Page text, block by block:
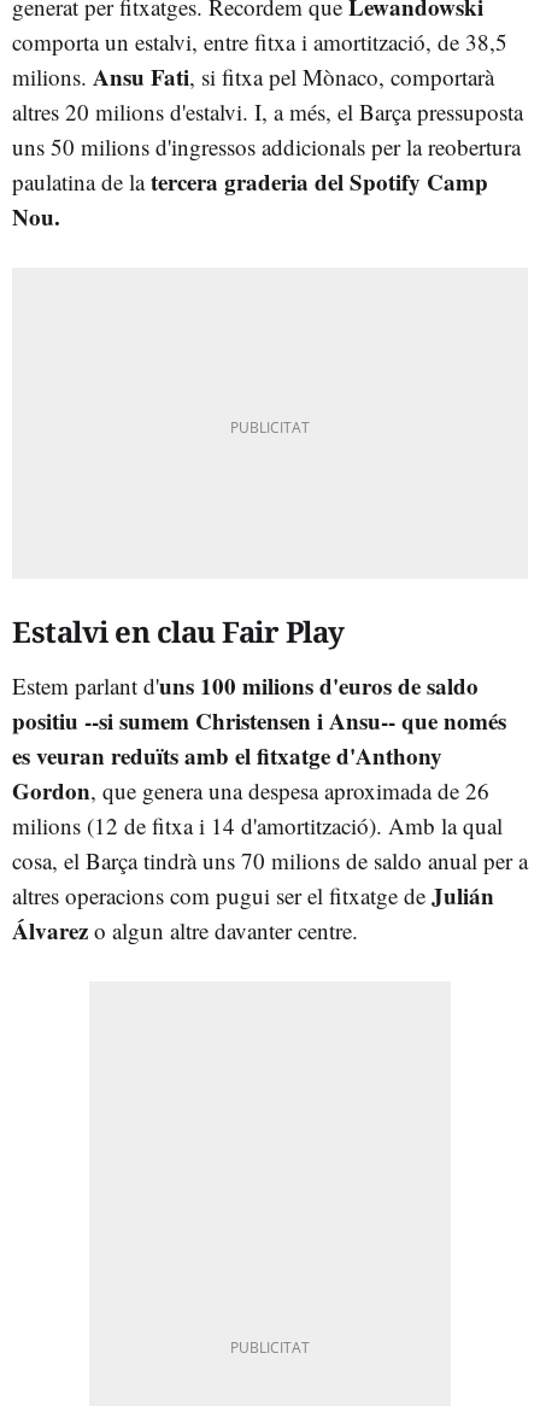
generat per fitxatges. Recordem que
comporta un estalvi, entre fitxa i amortització, de 38,5
milions. Ansu Fati, si fitxa pel Mònaco, comportarà
altres 20 milions d'estalvi. I, a més, el Barça pressuposta
uns 50 milions d'ingressos addicionals per la reobertura
paulatina de latercera graderia del Spotify Camp
Nou.
Estalvi en clau Fair Play
Estem parlant d'uns 100 milions d'euros de saldo
positiu --si sumem Christensen i Ansu-- que només
es veuran reduïts amb el fitxatge d'Anthony
Gordon, que genera una despesa aproximada de 26
milions (12 de fitxa i 14 d'amortització). Amb la qual
cosa, el Barça tindrà uns 70 milions de saldo anual per a
altres operacions com pugui ser el fitxatge de Julián
Álvarez o algun altre davanter centre.